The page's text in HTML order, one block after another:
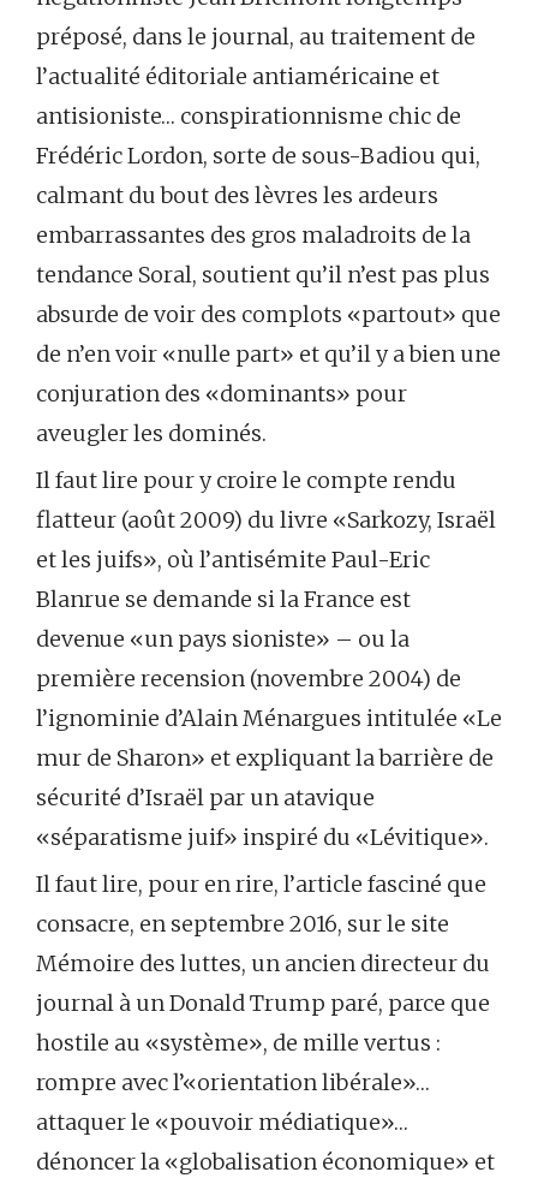
préposé, dans le journal, au traitement de
l’actualité éditoriale antiaméricaine et
antisioniste… conspirationnisme chic de
Frédéric Lordon, sorte de sous-Badiou qui,
calmant du bout des lèvres les ardeurs
embarrassantes des gros maladroits de la
tendance Soral, soutient qu’il n’est pas plus
absurde de voir des complots «partout» que
de n’en voir «nulle part» et qu’il y a bien une
conjuration des «dominants» pour
aveugler les dominés.
Il faut lire pour y croire le compte rendu
flatteur (août 2009) du livre «Sarkozy, Israël
et les juifs», où l’antisémite Paul-Eric
Blanrue se demande si la France est
devenue «un pays sioniste» – ou la
première recension (novembre 2004) de
l’ignominie d’Alain Ménargues intitulée «Le
mur de Sharon» et expliquant la barrière de
sécurité d’Israël par un atavique
«séparatisme juif» inspiré du «Lévitique».
Il faut lire, pour en rire, l’article fasciné que
consacre, en septembre 2016, sur le site
Mémoire des luttes, un ancien directeur du
journal à un Donald Trump paré, parce que
hostile au «système», de mille vertus :
rompre avec l’«orientation libérale»…
attaquer le «pouvoir médiatique»…
dénoncer la «globalisation économique» et